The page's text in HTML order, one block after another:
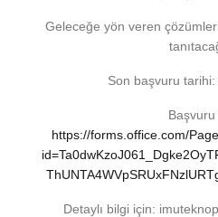
Geleceğe yön veren
Son başvuru
Başvuru
https://forms.office.com/
Detaylı bilgi için: